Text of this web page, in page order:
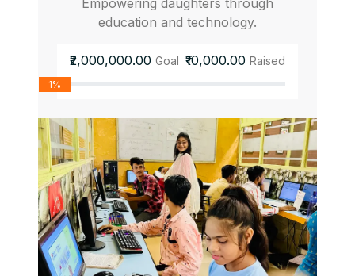
Empowering daughters through
education and technology.
₹2,000,000.00 Goal ₹10,000.00 Raised
1%